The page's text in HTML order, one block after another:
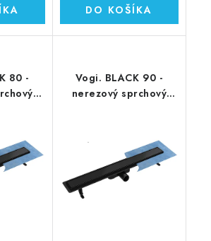
DO KOŠÍKA
80 -
Vogi. BLACK 90 -
nerezový sprchový